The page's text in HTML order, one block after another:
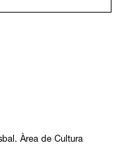
Àrea de Cultura